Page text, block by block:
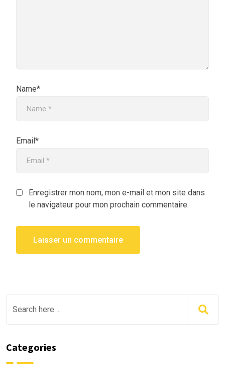
Name*
Email*
Enregistrer mon nom, mon e-mail et mon site dans
le navigateur pour mon prochain commentaire.
Categories